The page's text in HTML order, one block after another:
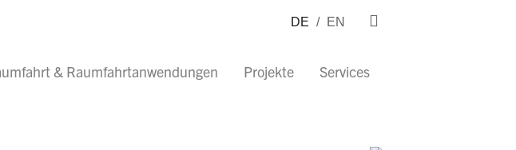
DE / EN
& Raumfahrtanwendungen Projekte Services